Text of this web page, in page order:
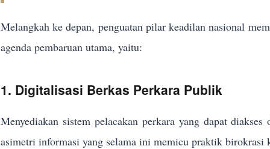
Melangkah ke depan, penguatan pilar keadilan nasional
agenda pembaruan utama, yaitu:
1. Digitalisasi Berkas Perkara Publik
Menyediakan sistem pelacakan perkara yang dapat
asimetri informasi yang selama ini memicu praktik